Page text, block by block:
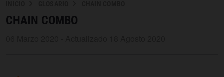
CHAIN COMBO